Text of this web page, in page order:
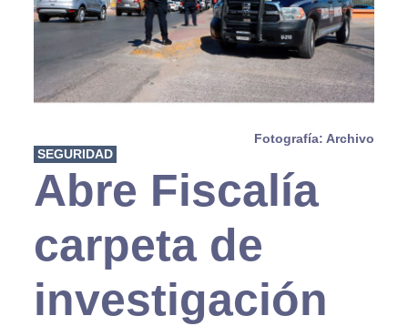
Fotografía: Archivo
SEGURIDAD
Abre Fiscalía
carpeta de
investigación